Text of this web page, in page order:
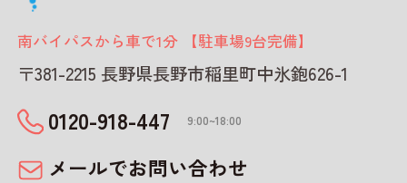
南バイパスから車で1分 【駐車場9台完備】
〒381-2215 長野県長野市稲里町中氷鉋626-1
0120-918-447 9:00~18:00
メールでお問い合わせ